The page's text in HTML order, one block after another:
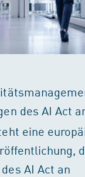
des AI Act
eine
AI Act an